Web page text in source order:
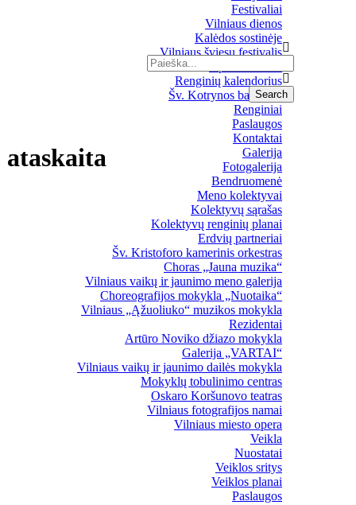
Festivaliai
Vilniaus dienos
Kalėdos sostinėje
Vilniaus šviesų festivalis
Renginių kalendorius
Šv. Kotrynos bažnyčia
Renginiai
Paslaugos
Kontaktai
Galerija
Fotogalerija
Bendruomenė
Meno kolektyvai
Kolektyvų sąrašas
Kolektyvų renginių planai
Erdvių partneriai
Šv. Kristoforo kamerinis orkestras
Choras „Jauna muzika“
Vilniaus vaikų ir jaunimo meno galerija
Choreografijos mokykla „Nuotaika“
Vilniaus „Ąžuoliuko“ muzikos mokykla
Rezidentai
Artūro Noviko džiazo mokykla
Galerija „VARTAI“
Vilniaus vaikų ir jaunimo dailės mokykla
Mokyklų tobulinimo centras
Oskaro Koršunovo teatras
Vilniaus fotografijos namai
Vilniaus miesto opera
Veikla
Nuostatai
Veiklos sritys
Veiklos planai
Paslaugos